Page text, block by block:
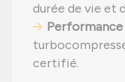
durée de vie et
Performance
certifié.